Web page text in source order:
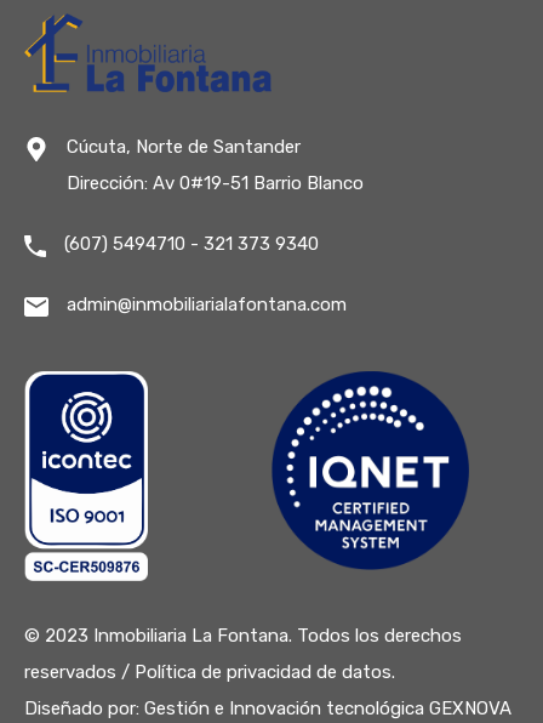
Cúcuta, Norte de Santander
Dirección: Av 0#19-51 Barrio Blanco
(607) 5494710 - 321 373 9340
admin@inmobiliarialafontana.com
© 2023 Inmobiliaria La Fontana. Todos los derechos
reservados / Política de privacidad de datos.
Diseñado por: Gestión e Innovación tecnológica GEXNOVA